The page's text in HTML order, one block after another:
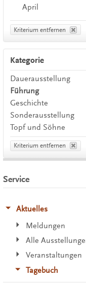
April
Kriterium entfernen
Kategorie
Dauerausstellung
Führung
Geschichte
Sonderausstellung
Topf und Söhne
Kriterium entfernen
Service
Aktuelles
Meldungen
Alle
Veranstaltungen
Tagebuch